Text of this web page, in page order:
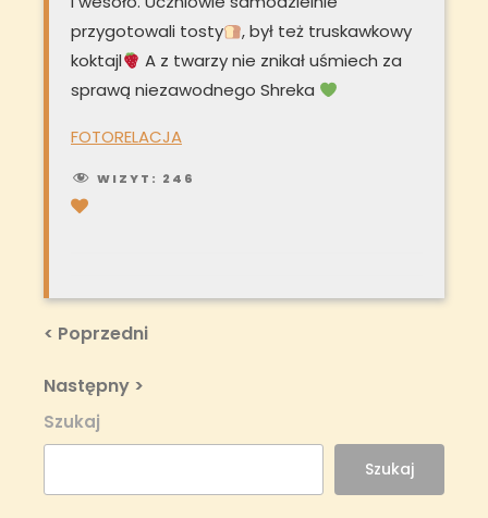
przygotowali tosty
, był też truskawkowy
koktajl
A z twarzy nie znikał uśmiech za
sprawą niezawodnego Shreka
FOTORELACJA
WIZYT: 246
Nawigacja
Previous
< Poprzedni
Next
Post
Następny >
Szukaj
Szukaj